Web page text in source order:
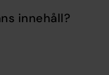
innehåll?